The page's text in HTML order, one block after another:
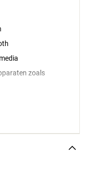
zoals